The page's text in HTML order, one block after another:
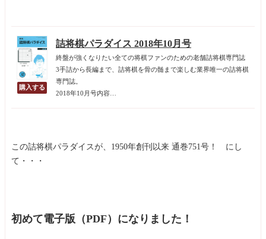
詰将棋パラダイス 2018年10月号
終盤が強くなりたい全ての将棋ファンのための老舗詰将棋専門誌
3手詰から長編まで、詰将棋を骨の髄まで楽しむ業界唯一の詰将棋
専門誌。
2018年10月号内容
ルール◇フェアリーランド
この詰将棋パラダイスが、1950年創刊以来 通巻751号！ にし
て・・・
初めて電子版（PDF）になりました！